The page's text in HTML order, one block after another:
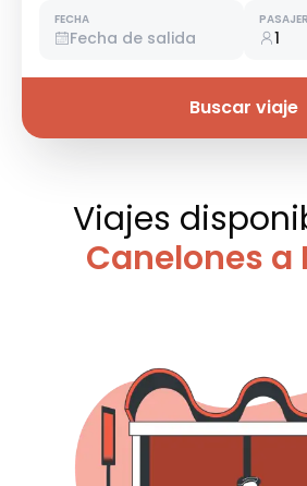
FECHA
Fecha de salida 1
Buscar viaje
Viajes
Canelones a